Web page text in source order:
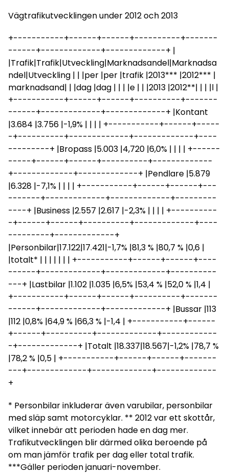
Vägtrafikutvecklingen under 2012 och 2013
+-----------+------+------+----------+-------
------+-------------+-------------+ |
|Trafik|Trafik|Utveckling|Marknadsandel|Marknadsa
ndel|Utveckling | | |per |per |trafik |2013*** |2012*** |
marknadsand| | |dag |dag | | | |e | | |2013 |2012**| | | |l |
+-----------+------+------+----------+-------
------+-------------+-------------+ |Kontant
|3.684 |3.756 |-1,9% | | | | +-----------+------+-----
-+----------+-------------+-------------+----
---------+ |Bropass |5.003 |4,720 |6,0% | | | | +------
-----+------+------+----------+-------------
+-------------+-------------+ |Pendlare |5.879
|6.328 |-7,1% | | | | +-----------+------+------+---
-------+-------------+-------------+---------
----+ |Business |2.557 |2.617 |-2,3% | | | | +----------
-+------+------+----------+-------------+----
---------+-------------+
|Personbilar|17.122|17.421|-1,7% |81,3 % |80,7 % |0,6 |
|totalt* | | | | | | | +-----------+------+------+----
------+-------------+-------------+----------
---+ |Lastbilar |1.102 |1.035 |6,5% |53,4 % |52,0 % |1,4 |
+-----------+------+------+----------+-------
------+-------------+-------------+ |Bussar |113
|112 |0,8% |64,9 % |66,3 % |-1,4 | +-----------+------
+------+----------+-------------+------------
-+-------------+ |Totalt |18.337|18.567|-1,2% |78,7 %
|78,2 % |0,5 | +-----------+------+------+-------
---+-------------+-------------+-------------
+
* Personbilar inkluderar även varubilar, personbilar
med släp samt motorcyklar. ** 2012 var ett skottår,
vilket innebär att perioden hade en dag mer.
Trafikutvecklingen blir därmed olika beroende på
om man jämför trafik per dag eller total trafik.
***Gäller perioden januari-november.